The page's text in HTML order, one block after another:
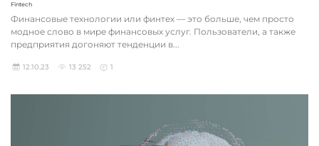
Fintech
Финансовые технологии или финтех — это больше, чем просто
модное слово в мире финансовых услуг. Пользователи, а также
предприятия догоняют тенденции в...
12.10.23 13 252 1